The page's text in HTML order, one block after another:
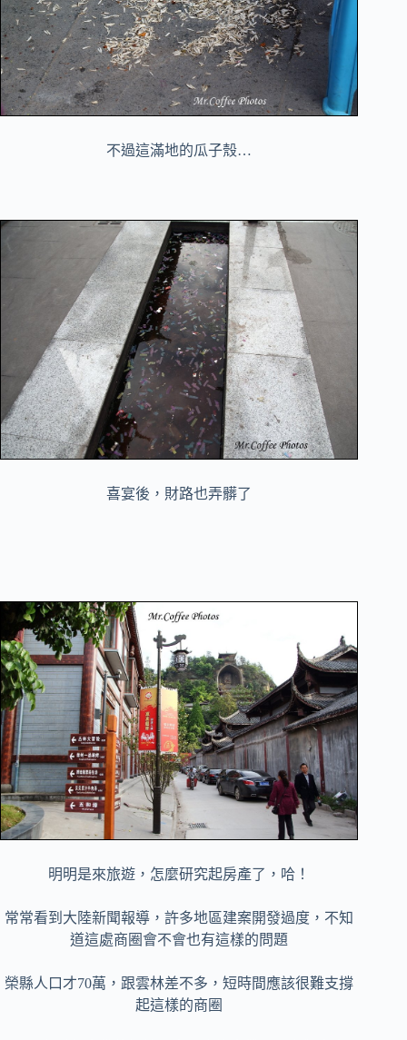
不過這滿地的瓜子殼…
喜宴後，財路也弄髒了
明明是來旅遊，怎麼研究起房產了，哈！
常常看到大陸新聞報導，許多地區建案開發過度，不知
道這處商圈會不會也有這樣的問題
榮縣人口才70萬，跟雲林差不多，短時間應該很難支撐
起這樣的商圈